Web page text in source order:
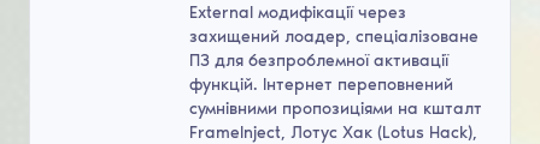
External модифікації через
захищений лоадер, спеціалізоване
ПЗ для безпроблемної активації
функцій. Інтернет переповнений
сумнівними пропозиціями на кшталт
FrameInject, Лотус Хак (Lotus Hack),